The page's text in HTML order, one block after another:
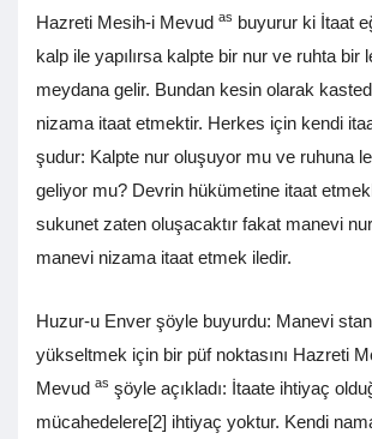
Hazreti Mesih-i Mevud as buyurur ki İtaat
kalp ile yapılırsa kalpte bir nur ve ruhta bir
meydana gelir. Bundan kesin olarak
nizama itaat etmektir. Herkes için kendi
şudur: Kalpte nur oluşuyor mu ve ruhuna
geliyor mu? Devrin hükümetine itaat
sukunet zaten oluşacaktır fakat manevi
manevi nizama itaat etmek iledir.
Huzur-u Enver şöyle buyurdu: Manevi
yükseltmek için bir püf noktasını Hazreti
Mevud as şöyle açıkladı: İtaate ihtiyaç
mücahedelere[2] ihtiyaç yoktur. Kendi